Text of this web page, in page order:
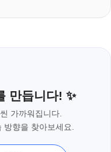
만듭니다! ✨
가까워집니다.
방향을 찾아보세요.